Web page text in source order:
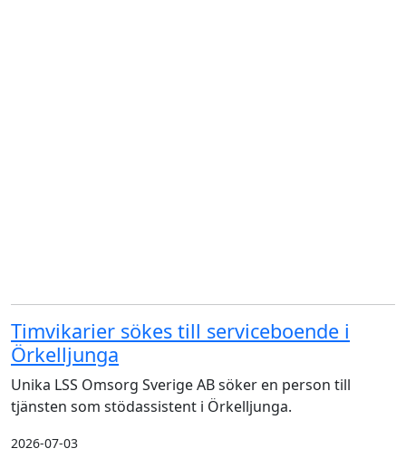
Timvikarier sökes till serviceboende i
Örkelljunga
Unika LSS Omsorg Sverige AB söker en person till
tjänsten som stödassistent i Örkelljunga.
2026-07-03